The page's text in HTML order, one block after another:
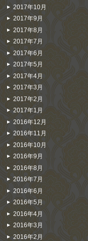
2017年10月
2017年9月
2017年8月
2017年7月
2017年6月
2017年5月
2017年4月
2017年3月
2017年2月
2017年1月
2016年12月
2016年11月
2016年10月
2016年9月
2016年8月
2016年7月
2016年6月
2016年5月
2016年4月
2016年3月
2016年2月